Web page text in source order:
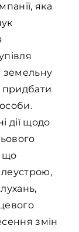
яка
земельну
придбати
дії щодо
що
змін